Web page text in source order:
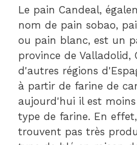
Le pain Candeal,
nom de pain sobao,
ou pain blanc, est un
province de
d'autres régions
à partir de farine de
aujourd'hui il est
type de farine. En
trouvent pas très